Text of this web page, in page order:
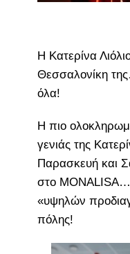
Η Κατερίνα
Θεσσαλονίκη
όλα!
Η πιο
γενιάς της
Παρασκευή και
στο MONALISA…
«υψηλών
πόλης!